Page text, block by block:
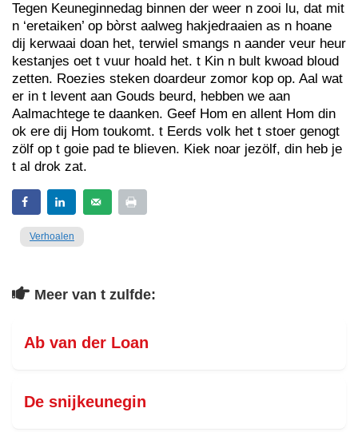
Tegen Keuneginnedag binnen der weer n zooi lu, dat mit
n ‘eretaiken’ op bòrst aalweg hakjedraaien as n hoane
dij kerwaai doan het, terwiel smangs n aander veur heur
kestanjes oet t vuur hoald het. t Kin n bult kwoad bloud
zetten. Roezies steken doardeur zomor kop op. Aal wat
er in t levent aan Gouds beurd, hebben we aan
Aalmachtege te daanken. Geef Hom en allent Hom din
ok ere dij Hom toukomt. t Eerds volk het t stoer genogt
zölf op t goie pad te blieven. Kiek noar jezölf, din heb je
t al drok zat.
Verhoalen
Meer van t zulfde:
Ab van der Loan
De snijkeunegin